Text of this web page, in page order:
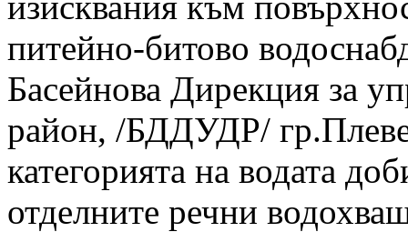
питейно-битово
Басейнова Дирекция за
район, /БДДУДР/
категорията на водата
отделните речни